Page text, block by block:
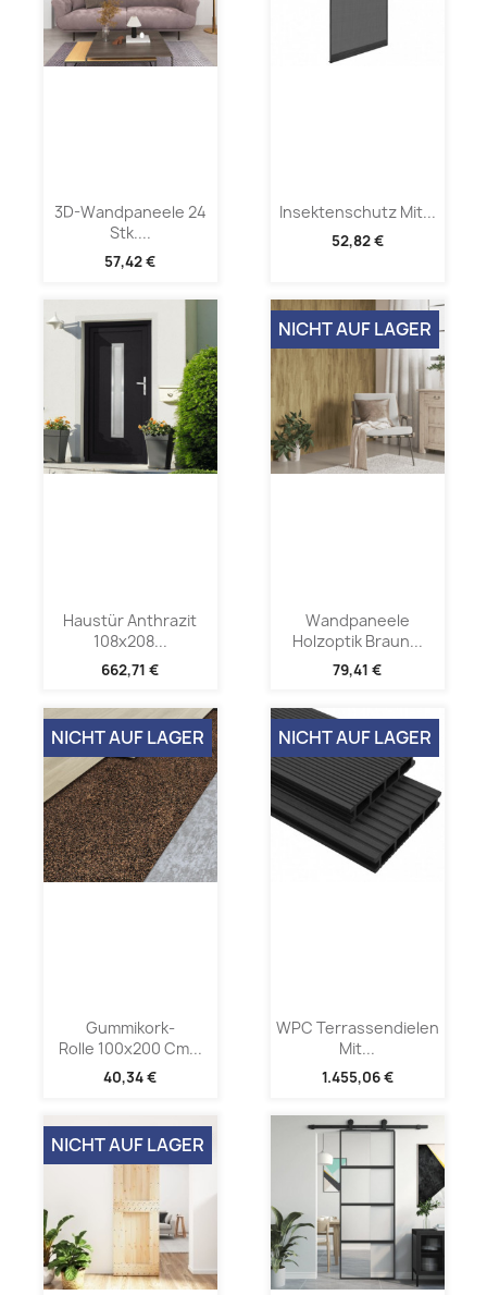
3D-Wandpaneele 24
Stk....
57,42 €
Insektenschutz Mit...
52,82 €
Haustür Anthrazit
108x208...
662,71 €
Wandpaneele
Holzoptik Braun...
79,41 €
NICHT AUF LAGER
Gummikork-
Rolle 100x200 Cm...
40,34 €
NICHT AUF LAGER
WPC Terrassendielen
Mit...
1.455,06 €
NICHT AUF LAGER
NICHT AUF LAGER